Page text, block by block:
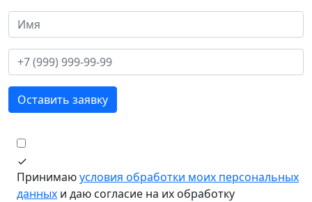
Оставить заявку
Принимаюусловия обработки моих персональных
данных и даю согласие на их обработку